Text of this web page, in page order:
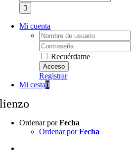
Mi cuenta
Username:
Password:
Recuérdame
Registrar
Mi cesta0
lienzo
Ordenar porFecha
Ordenar porFecha